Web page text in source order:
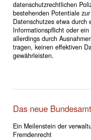
datenschutzrechtlichen
bestehenden Potentiale
Datenschutzes etwa durch
Informationspflicht oder
allerdings durch
tragen, keinen effektiven
gewährleisten.
Das neue
Ein Meilenstein der
Fremdenrecht